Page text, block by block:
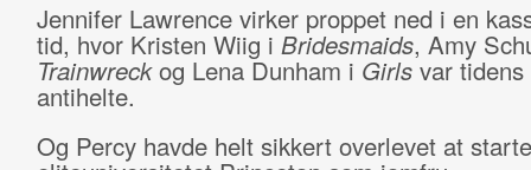
Jennifer Lawrence virker proppet ned i en
tid, hvor Kristen Wiig i Bridesmaids, Amy
Trainwreckog Lena Dunham i Girlsvar tidens
antihelte.
Og Percy havde helt sikkert overlevet at